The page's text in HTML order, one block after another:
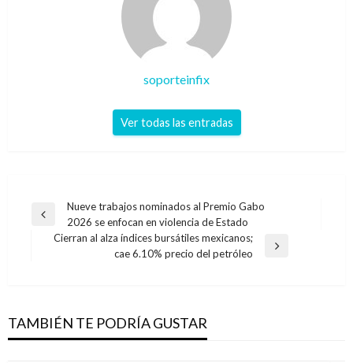
soporteinfix
Ver todas las entradas
Navegación
Entrada
anterior
Nueve trabajos nominados al Premio Gabo
2026 se enfocan en violencia de Estado
Cierran al alza índices bursátiles mexicanos;
cae 6.10% precio del petróleo
TAMBIÉN TE PODRÍA GUSTAR